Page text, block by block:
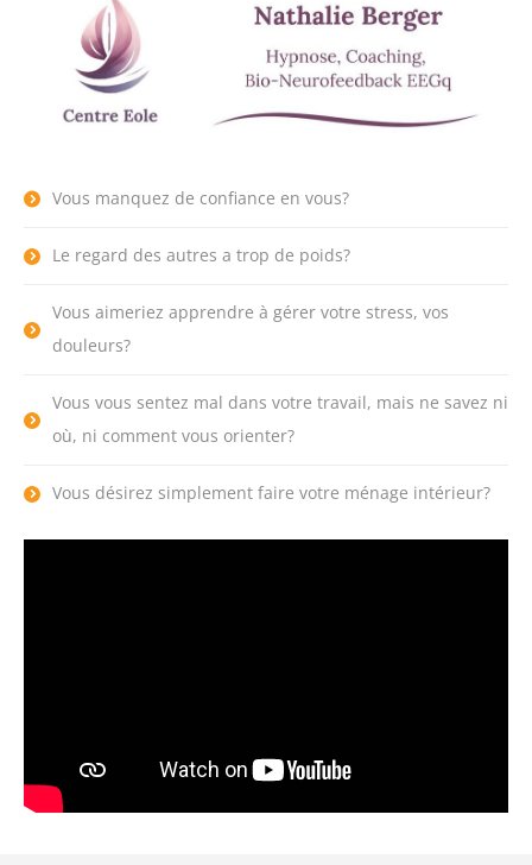
Vous manquez de confiance en vous?
Le regard des autres a trop de poids?
Vous aimeriez apprendre à gérer votre stress, vos
douleurs?
Vous vous sentez mal dans votre travail, mais ne savez ni
où, ni comment vous orienter?
Vous désirez simplement faire votre ménage intérieur?